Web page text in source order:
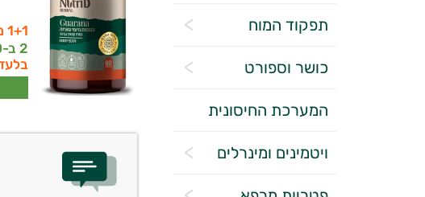
תפקוד המוח
כושר וספורט
המערכת החיסונית
ויטמינים ומינרלים
1+1 מתנה
2 ב-